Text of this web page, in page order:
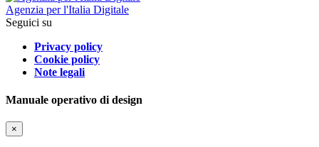
Agenzia per l'Italia Digitale
Seguici su
Privacy policy
Cookie policy
Note legali
Manuale operativo di design
×